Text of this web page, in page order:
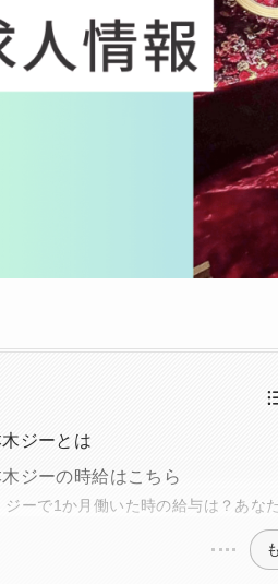
ジーとは
ジーの時給はこちら
ジーで1か月働いた時の給与は？あな